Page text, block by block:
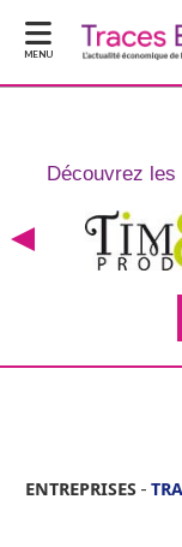
MENU
Découvrez les
ENTREPRISES -